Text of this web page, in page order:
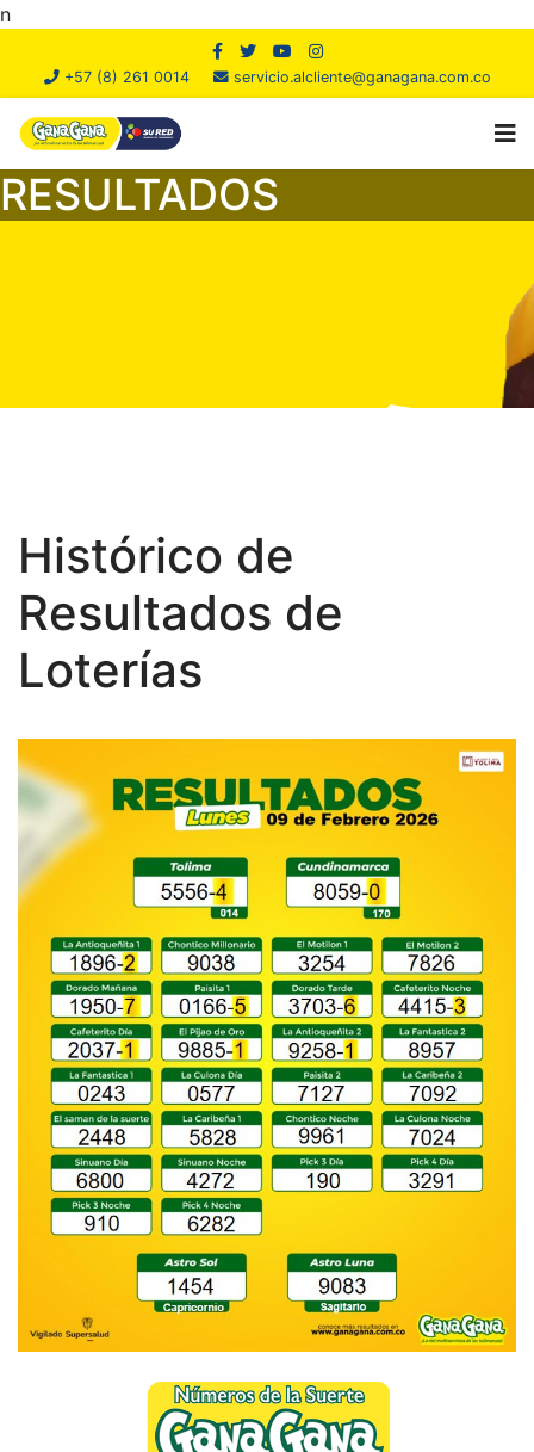
n
+57 (8) 261 0014 servicio.alcliente@ganagana.com.co
RESULTADOS
Histórico de
Resultados de
Loterías